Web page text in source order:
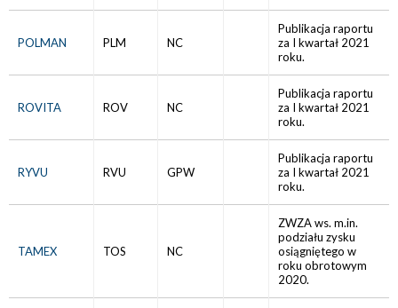
POLMAN PLM NC
Publikacja raportu
za I kwartał 2021
roku.
ROVITA ROV NC
Publikacja raportu
za I kwartał 2021
roku.
RYVU RVU GPW
Publikacja raportu
za I kwartał 2021
roku.
TAMEX TOS NC
ZWZA ws. m.in.
podziału zysku
osiągniętego w
roku obrotowym
2020.